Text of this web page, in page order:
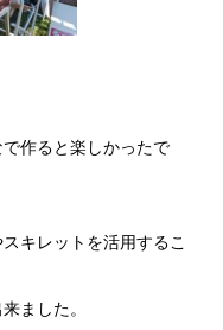
作ると楽しかったで
キレットを活用するこ
ました。